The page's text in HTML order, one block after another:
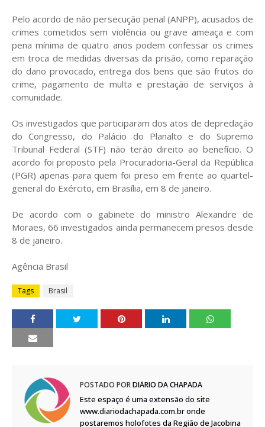
Pelo acordo de não persecução penal (ANPP), acusados de
crimes cometidos sem violência ou grave ameaça e com
pena mínima de quatro anos podem confessar os crimes
em troca de medidas diversas da prisão, como reparação
do dano provocado, entrega dos bens que são frutos do
crime, pagamento de multa e prestação de serviços à
comunidade.
Os investigados que participaram dos atos de depredação
do Congresso, do Palácio do Planalto e do Supremo
Tribunal Federal (STF) não terão direito ao benefício. O
acordo foi proposto pela Procuradoria-Geral da República
(PGR) apenas para quem foi preso em frente ao quartel-
general do Exército, em Brasília, em 8 de janeiro.
De acordo com o gabinete do ministro Alexandre de
Moraes, 66 investigados ainda permanecem presos desde
8 de janeiro.
Agência Brasil
Tags Brasil
POSTADO PORDIÁRIO DA CHAPADA
Este espaço é uma extensão do site
www.diariodachapada.com.br onde
postaremos holofotes da Região de Jacobina